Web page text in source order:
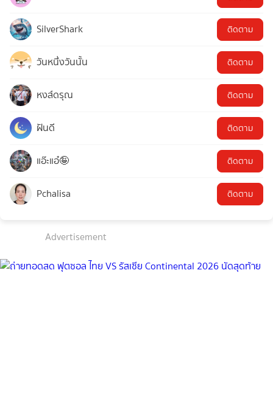
SilverShark ติดตาม
วันหนึ่งวันนั้น ติดตาม
หงส์ดรุณ ติดตาม
ฝันดี ติดตาม
แอ๊ะแอ๋🤪 ติดตาม
Pchalisa ติดตาม
Advertisement